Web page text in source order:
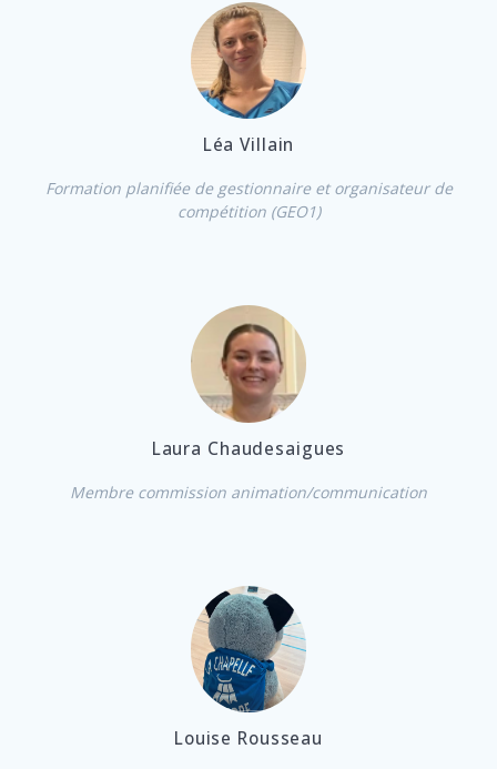
Léa Villain
Formation planifiée de gestionnaire et organisateur de
compétition (GEO1)
Laura Chaudesaigues
Membre commission animation/communication
Louise Rousseau